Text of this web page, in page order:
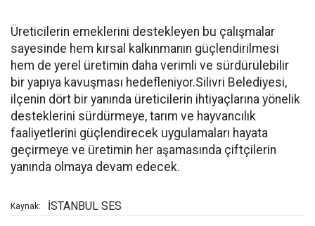
Üreticilerin emeklerini destekleyen bu çalışmalar
sayesinde hem kırsal kalkınmanın güçlendirilmesi
hem de yerel üretimin daha verimli ve sürdürülebilir
bir yapıya kavuşması hedefleniyor.Silivri Belediyesi,
ilçenin dört bir yanında üreticilerin ihtiyaçlarına yönelik
desteklerini sürdürmeye, tarım ve hayvancılık
faaliyetlerini güçlendirecek uygulamaları hayata
geçirmeye ve üretimin her aşamasında çiftçilerin
yanında olmaya devam edecek.
Kaynak: İSTANBUL SES